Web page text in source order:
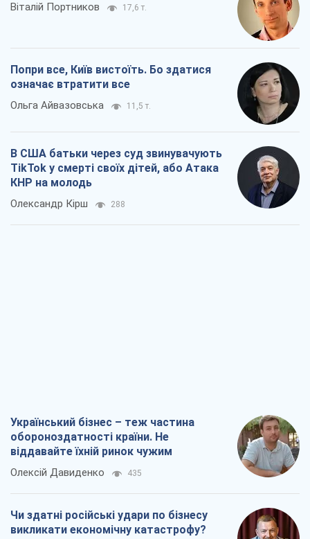
Віталій Портников 17,6 т.
Попри все, Київ вистоїть. Бо здатися
означає втратити все
Ольга Айвазовська 11,5 т.
В США батьки через суд звинувачують
TikTok у смерті своїх дітей, або Атака
КНР на молодь
Олександр Кірш 288
Український бізнес – теж частина
обороноздатності країни. Не
віддавайте їхній ринок чужим
Олексій Давиденко 435
Чи здатні російські удари по бізнесу
викликати економічну катастрофу?